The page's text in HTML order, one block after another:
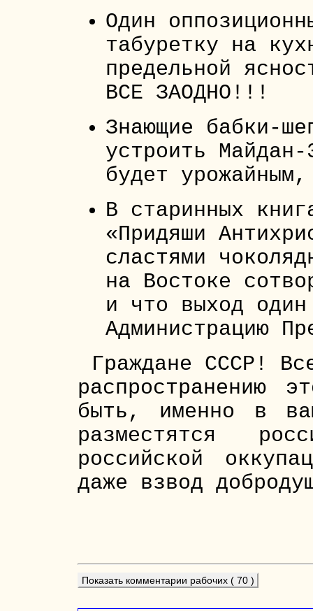
Один
табуретку на
предельной
ВСЕ ЗАОДНО!!!
Знающие бабки-
устроить
будет
В старинных
«Придяши
сластями
на Востоке
и что выход
Администрацию
Граждане СССР!
распространению
быть, именно в
разместятся
российской
даже взвод
Показать комментарии рабочих ( 70 )